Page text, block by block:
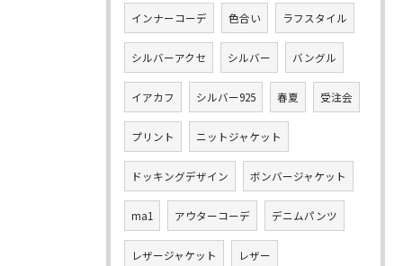
インナーコーデ 色合い ラフスタイル
シルバーアクセ シルバー バングル
イアカフ シルバー925 春夏 受注会
プリント ニットジャケット
ドッキングデザイン ボンバージャケット
ma1 アウターコーデ デニムパンツ
レザージャケット レザー